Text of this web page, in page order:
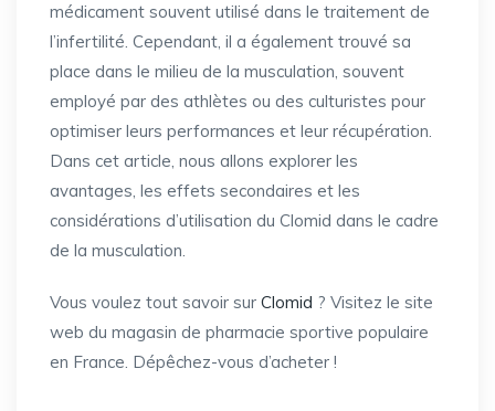
médicament souvent utilisé dans le traitement de
l’infertilité. Cependant, il a également trouvé sa
place dans le milieu de la musculation, souvent
employé par des athlètes ou des culturistes pour
optimiser leurs performances et leur récupération.
Dans cet article, nous allons explorer les
avantages, les effets secondaires et les
considérations d’utilisation du Clomid dans le cadre
de la musculation.
Vous voulez tout savoir sur Clomid ? Visitez le site
web du magasin de pharmacie sportive populaire
en France. Dépêchez-vous d’acheter !